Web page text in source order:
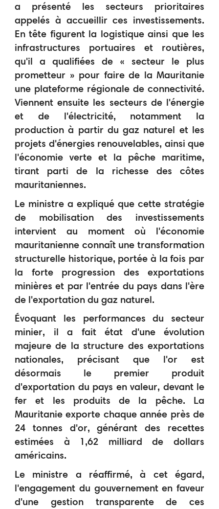
a présenté les secteurs prioritaires
appelés à accueillir ces investissements.
En tête figurent la logistique ainsi que les
infrastructures portuaires et routières,
qu'il a qualifiées de « secteur le plus
prometteur » pour faire de la Mauritanie
une plateforme régionale de connectivité.
Viennent ensuite les secteurs de l'énergie
et de l'électricité, notamment la
production à partir du gaz naturel et les
projets d'énergies renouvelables, ainsi que
l'économie verte et la pêche maritime,
tirant parti de la richesse des côtes
mauritaniennes.
Le ministre a expliqué que cette stratégie
de mobilisation des investissements
intervient au moment où l'économie
mauritanienne connaît une transformation
structurelle historique, portée à la fois par
la forte progression des exportations
minières et par l'entrée du pays dans l'ère
de l'exportation du gaz naturel.
Évoquant les performances du secteur
minier, il a fait état d'une évolution
majeure de la structure des exportations
nationales, précisant que l'or est
désormais le premier produit
d'exportation du pays en valeur, devant le
fer et les produits de la pêche. La
Mauritanie exporte chaque année près de
24 tonnes d'or, générant des recettes
estimées à 1,62 milliard de dollars
américains.
Le ministre a réaffirmé, à cet égard,
l'engagement du gouvernement en faveur
d'une gestion transparente de ces